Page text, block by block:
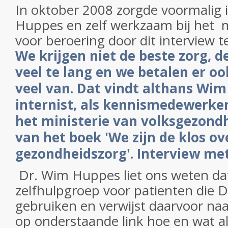
In oktober 2008 zorgde
Huppes en zelf werkzaam bij het
voor beroering door dit interview
We krijgen niet de beste zorg,
veel te lang en we betalen er
veel van. Dat vindt althans
internist, als
het ministerie van
van het boek 'We zijn de klos
gezondheidszorg'. Interview
Dr. Wim Huppes liet ons weten
zelfhulpgroep voor patienten die
gebruiken en verwijst daarvoor
op onderstaande link hoe en wat